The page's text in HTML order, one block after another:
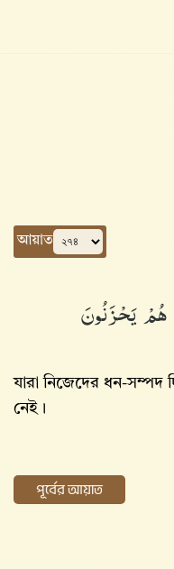
আয়াত
هُمْ يَحْزَنُونَ
যারা নিজেদের ধন-সম্পদ
নেই।
পূর্বের আয়াত